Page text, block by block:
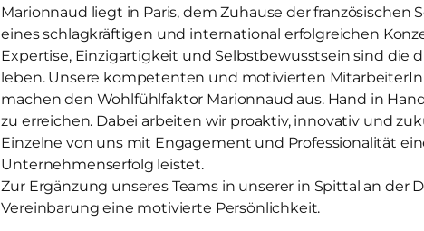
Marionnaud liegt in Paris, dem Zuhause der französischen
eines schlagkräftigen und international erfolgreichen
Expertise, Einzigartigkeit und Selbstbewusstsein sind die
leben. Unsere kompetenten und motivierten
machen den Wohlfühlfaktor Marionnaud aus. Hand in
zu erreichen. Dabei arbeiten wir proaktiv, innovativ und
Einzelne von uns mit Engagement und Professionalität
Unternehmenserfolg leistet.
Zur Ergänzung unseres Teams in unserer in Spittal an der
Vereinbarung eine motivierte Persönlichkeit.